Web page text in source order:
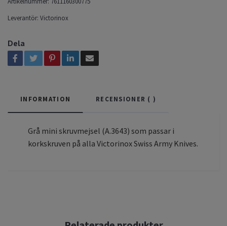
Leverantör: Victorinox
Dela
INFORMATION RECENSIONER ( )
Grå mini skruvmejsel (A.3643) som passar i
korkskruven på alla Victorinox Swiss Army Knives.